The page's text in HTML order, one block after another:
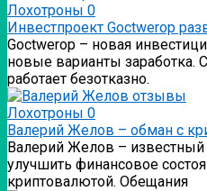
Лохотроны 0
Инвестпроект Goctwerop
Goctwerop – новая
новые варианты заработка.
работает безотказно.
Лохотроны 0
Валерий Желов – обман с
Валерий Желов – известный
улучшить финансовое
криптовалютой. Обещания